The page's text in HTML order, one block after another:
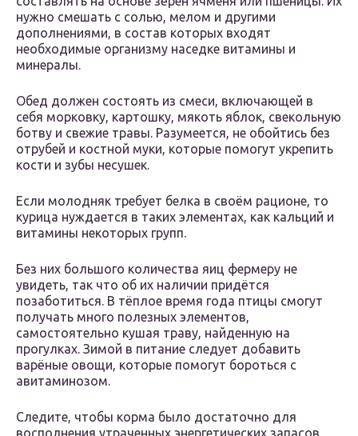
нужно смешать с солью, мелом и другими
дополнениями, в состав которых входят
необходимые организму наседке витамины и
минералы.
Обед должен состоять из смеси, включающей в
себя морковку, картошку, мякоть яблок, свекольную
ботву и свежие травы. Разумеется, не обойтись без
отрубей и костной муки, которые помогут укрепить
кости и зубы несушек.
Если молодняк требует белка в своём рационе, то
курица нуждается в таких элементах, как кальций и
витамины некоторых групп.
Без них большого количества яиц фермеру не
увидеть, так что об их наличии придётся
позаботиться. В тёплое время года птицы смогут
получать много полезных элементов,
самостоятельно кушая траву, найденную на
прогулках. Зимой в питание следует добавить
варёные овощи, которые помогут бороться с
авитаминозом.
Следите, чтобы корма было достаточно для
восполнения утраченных энергетических запасов